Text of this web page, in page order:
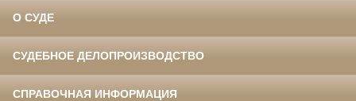
О СУДЕ
СУДЕБНОЕ ДЕЛОПРОИЗВОДСТВО
СПРАВОЧНАЯ ИНФОРМАЦИЯ